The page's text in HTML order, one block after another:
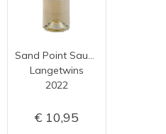
Langetwins
2022
10,95